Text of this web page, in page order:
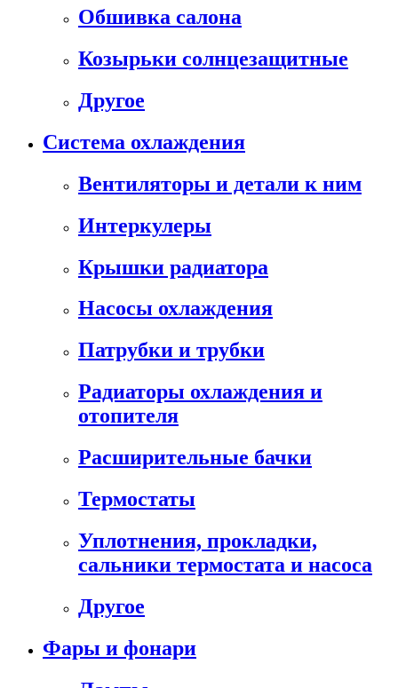
Обшивка салона
Козырьки солнцезащитные
Другое
Система охлаждения
Вентиляторы и детали к ним
Интеркулеры
Крышки радиатора
Насосы охлаждения
Патрубки и трубки
Радиаторы охлаждения и
отопителя
Расширительные бачки
Термостаты
Уплотнения, прокладки,
сальники термостата и насоса
Другое
Фары и фонари